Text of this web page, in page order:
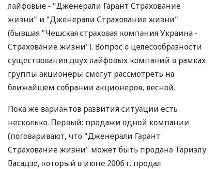
лайфовые - "Дженерали Гарант Страхование
жизни" и "Дженерали Страхование жизни"
(бывшая "Чешская страховая компания Украина -
Страхование жизни"). Вопрос о целесообразности
существования двух лайфовых компаний в рамках
группы акционеры смогут рассмотреть на
ближайшем собрании акционеров, весной.
Пока же вариантов развития ситуации есть
несколько. Первый: продажи одной компании
(поговаривают, что "Дженерали Гарант
Страхование жизни" может быть продана Тариэлу
Васадзе, который в июне 2006 г. продал